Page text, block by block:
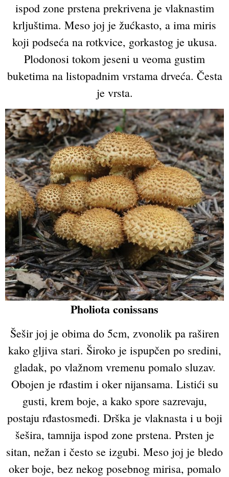
ispod zone prstena prekrivena je vlaknastim
krljuštima. Meso joj je žućkasto, a ima miris
koji podseća na rotkvice, gorkastog je ukusa.
Plodonosi tokom jeseni u veoma gustim
buketima na listopadnim vrstama drveća. Česta
je vrsta.
Pholiota conissans
Šešir joj je obima do 5cm, zvonolik pa raširen
kako gljiva stari. Široko je ispupčen po sredini,
gladak, po vlažnom vremenu pomalo sluzav.
Obojen je rđastim i oker nijansama. Listići su
gusti, krem boje, a kako spore sazrevaju,
postaju rđastosmeđi. Drška je vlaknasta i u boji
šešira, tamnija ispod zone prstena. Prsten je
sitan, nežan i često se izgubi. Meso joj je bledo
oker boje, bez nekog posebnog mirisa, pomalo